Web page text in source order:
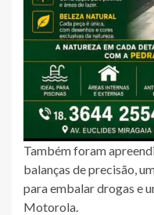
Também foram
balanças de precisão,
para embalar drogas e
Motorola.